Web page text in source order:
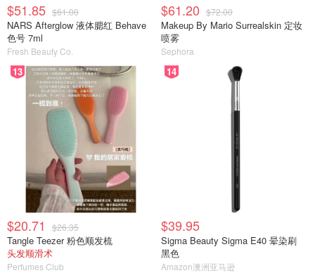
$51.85 $61.00
NARS Afterglow 液体腮红 Behave
色号 7ml
Fresh Beauty Co.
$61.20 $72.00
Makeup By Mario Surrealskin 定妆
喷雾
Sephora
13
$20.71 $26.35
Tangle Teezer 粉色顺发梳
头发顺滑术
Perfumes Club
14
$39.95
Sigma Beauty Sigma E40 晕染刷
黑色
Amazon澳洲亚马逊